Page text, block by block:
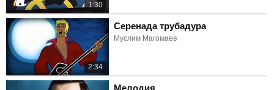
1:30
2:34
Серенада трубадура
Муслим Магомаев
Мелодия